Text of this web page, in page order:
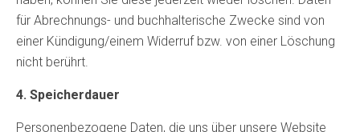
für Abrechnungs- und buchhalterische Zwecke sind von
einer Kündigung/einem Widerruf bzw. von einer Löschung
nicht berührt.
4. Speicherdauer
Personenbezogene Daten, die uns über unsere Website